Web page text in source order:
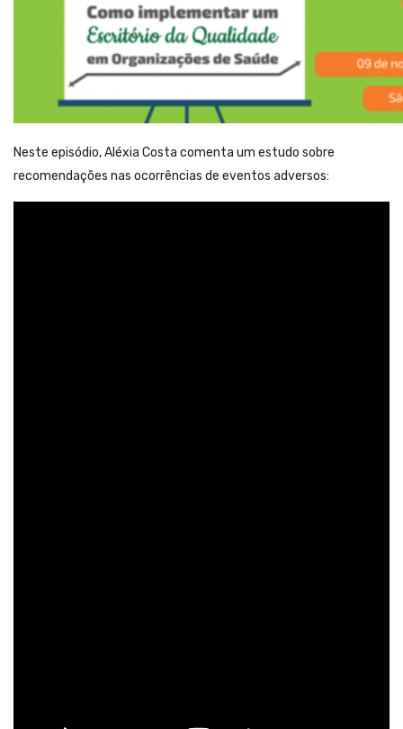
Neste episódio, Aléxia Costa comenta um estudo sobre
recomendações nas ocorrências de eventos adversos: